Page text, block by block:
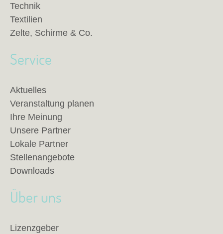
Technik
Textilien
Zelte, Schirme & Co.
Service
Aktuelles
Veranstaltung planen
Ihre Meinung
Unsere Partner
Lokale Partner
Stellenangebote
Downloads
Über uns
Lizenzgeber